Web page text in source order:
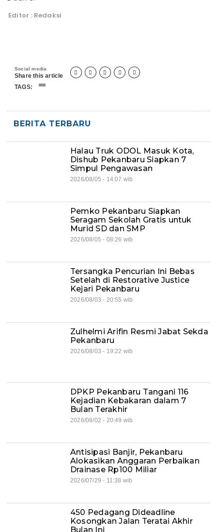
Editor : Redaksi
Social media
Share this article     
TAGS:
BERITA TERBARU
Halau Truk ODOL Masuk Kota,
Dishub Pekanbaru Siapkan 7
Simpul Pengawasan
2026/08/05 - 14:07 wib
Pemko Pekanbaru Siapkan
Seragam Sekolah Gratis untuk
Murid SD dan SMP
2026/08/05 - 08:26 wib
Tersangka Pencurian Ini Bebas
Setelah di Restorative Justice
Kejari Pekanbaru
2026/08/03 - 20:55 wib
Zulhelmi Arifin Resmi Jabat Sekda
Pekanbaru
2026/08/03 - 19:22 wib
DPKP Pekanbaru Tangani 116
Kejadian Kebakaran dalam 7
Bulan Terakhir
2026/08/02 - 20:49 wib
Antisipasi Banjir, Pekanbaru
Alokasikan Anggaran Perbaikan
Drainase Rp100 Miliar
2026/07/29 - 11:38 wib
450 Pedagang Dideadline
Kosongkan Jalan Teratai Akhir
Bulan Ini